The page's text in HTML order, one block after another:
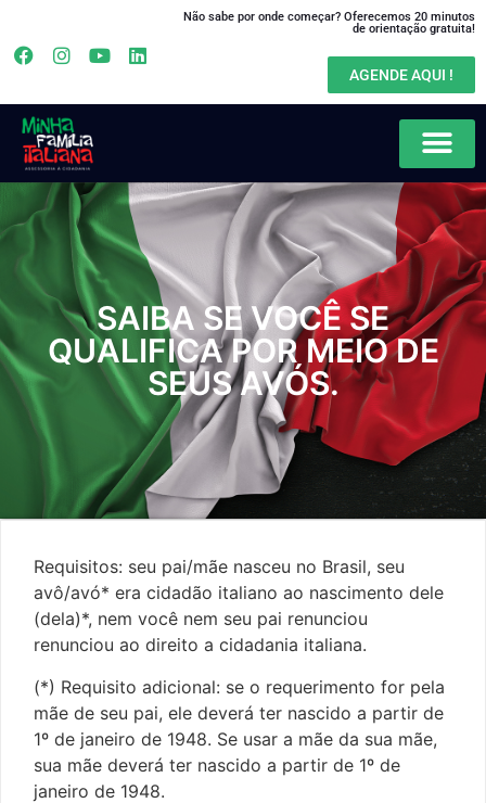
Não sabe por onde começar? Oferecemos 20 minutos
de orientação gratuita!
AGENDE AQUI !
SAIBA SE VOCÊ SE
QUALIFICA POR MEIO DE
SEUS AVÓS.
Requisitos: seu pai/mãe nasceu no Brasil, seu
avô/avó* era cidadão italiano ao nascimento dele
(dela)*, nem você nem seu pai renunciou
renunciou ao direito a cidadania italiana.
(*) Requisito adicional: se o requerimento for pela
mãe de seu pai, ele deverá ter nascido a partir de
1º de janeiro de 1948. Se usar a mãe da sua mãe,
sua mãe deverá ter nascido a partir de 1º de
janeiro de 1948.